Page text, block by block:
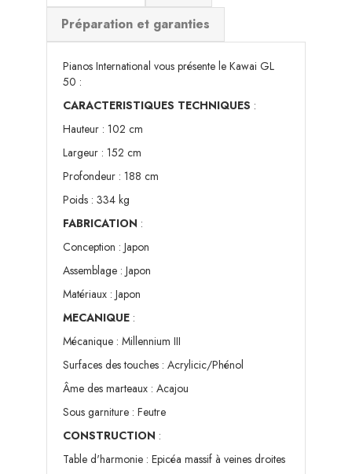
Préparation et garanties
Pianos International vous présente le Kawai GL
50 :
CARACTERISTIQUES TECHNIQUES :
Hauteur : 102 cm
Largeur : 152 cm
Profondeur : 188 cm
Poids : 334 kg
FABRICATION :
Conception : Japon
Assemblage : Japon
Matériaux : Japon
MECANIQUE :
Mécanique : Millennium III
Surfaces des touches : Acrylicic/Phénol
Âme des marteaux : Acajou
Sous garniture : Feutre
CONSTRUCTION :
Table d'harmonie : Epicéa massif à veines droites